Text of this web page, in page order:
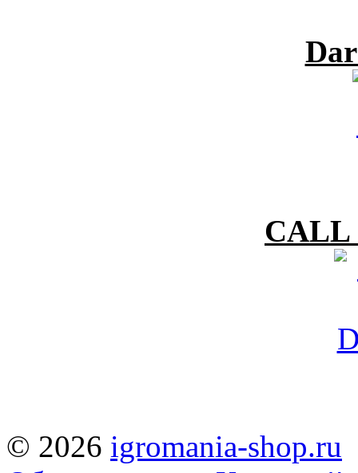
CALL
© 2026 igromania-shop.ru